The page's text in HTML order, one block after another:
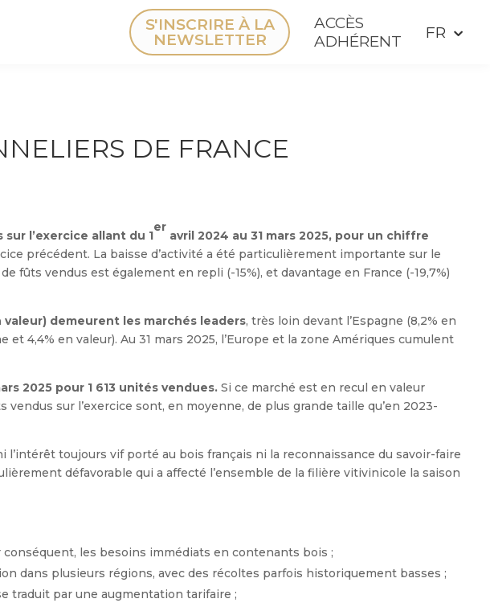
S'INSCRIRE À LA
NEWSLETTER
ACCÈS
ADHÉRENT
DE FRANCE
sur l’exercice allant du 1
er
avril 2024 au 31 mars 2025, pour un chiffre
précédent. La baisse d’activité a été particulièrement importante sur le
fûts vendus est également en repli (-15%), et davantage en France (-19,7%)
valeur) demeurent les marchés leaders, très loin devant l’Espagne (8,2% en
et 4,4% en valeur). Au 31 mars 2025, l’Europe et la zone Amériques cumulent
2025 pour 1 613 unités vendues. Si ce marché est en recul en valeur
sur l’exercice sont, en moyenne, de plus grande taille qu’en 2023-
toujours vif porté au bois français ni la reconnaissance du savoir-faire
défavorable qui a affecté l’ensemble de la filière vitivinicole la saison
les besoins immédiats en contenants bois ;
dans plusieurs régions, avec des récoltes parfois historiquement basses ;
traduit par une augmentation tarifaire ;